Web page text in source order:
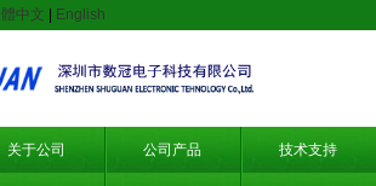
中文 English
关于公司 公司产品 技术支持